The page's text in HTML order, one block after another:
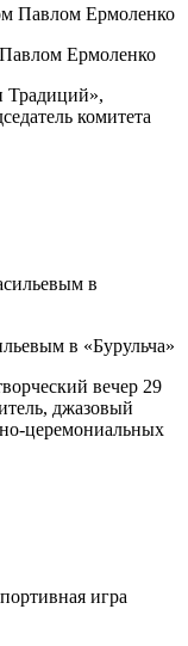
Павлом Ермоленко
Традиций»,
комитета
в «Бурульча»
вечер 29
джазовый
церемониальных